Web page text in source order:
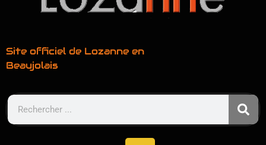
Site officiel de Lozanne en
Beaujolais